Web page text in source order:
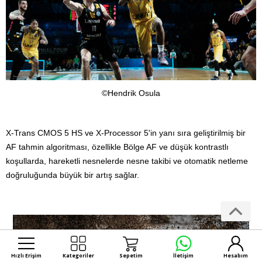
©Hendrik Osula
X-Trans CMOS 5 HS ve X-Processor 5'in yanı sıra geliştirilmiş bir
AF tahmin algoritması, özellikle Bölge AF ve düşük kontrastlı
koşullarda, hareketli nesnelerde nesne takibi ve otomatik netleme
doğruluğunda büyük bir artış sağlar.
Hızlı Erişim Kategoriler Sepetim İletişim Hesabım